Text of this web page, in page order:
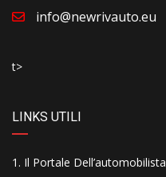
info@newrivauto.eu
t>
LINKS UTILI
Il Portale Dell’automobilista